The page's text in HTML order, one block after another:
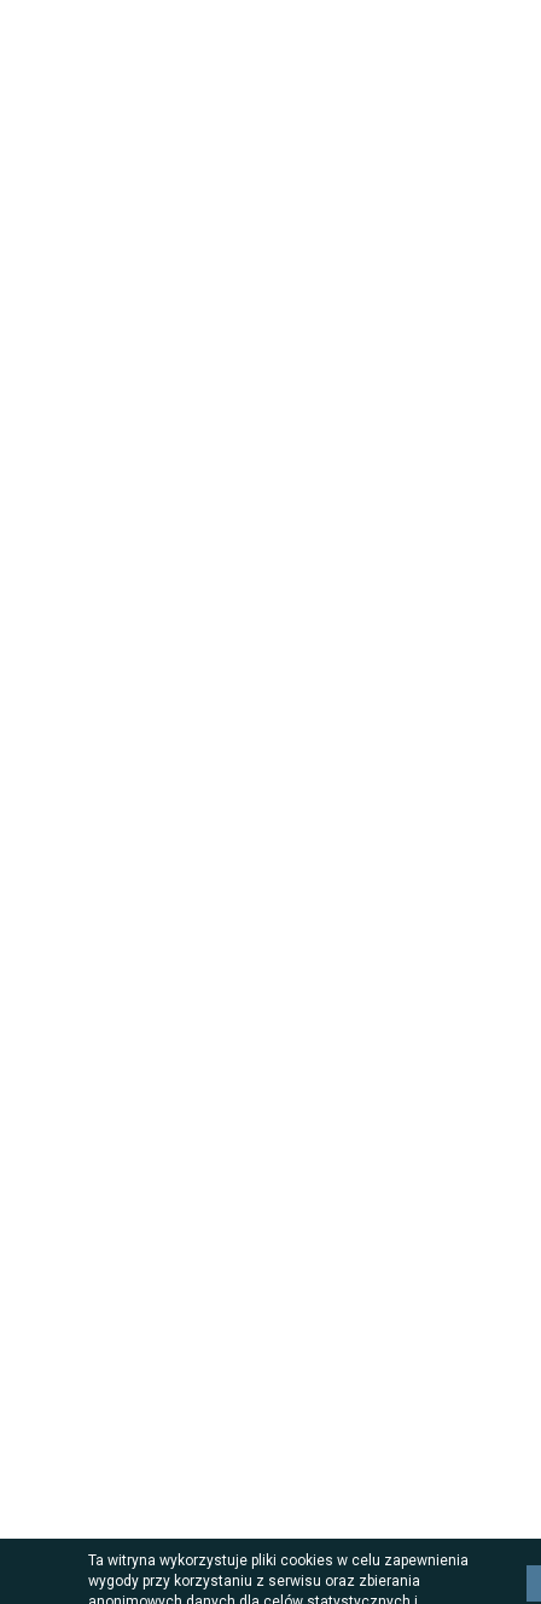
Ta witryna wykorzystuje pliki cookies w celu zapewnienia
wygody przy korzystaniu z serwisu oraz zbierania